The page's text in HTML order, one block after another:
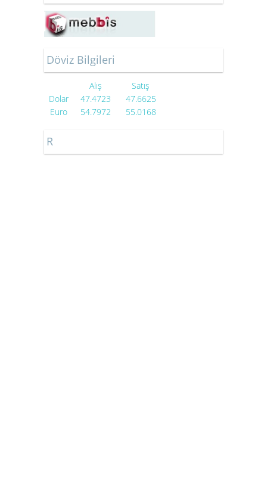
Döviz Bilgileri
Alış
Satış
Dolar
47.4723
47.6625
Euro
54.7972 55.0168
R